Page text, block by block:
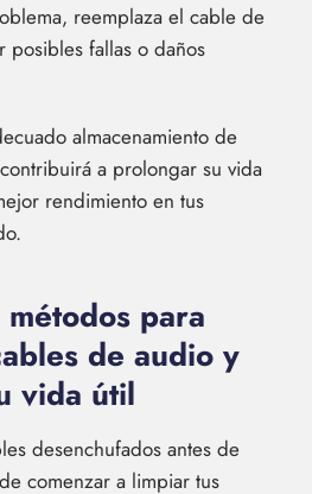
reemplaza el cable de
posibles fallas o daños
almacenamiento de
a prolongar su vida
rendimiento en tus
para
de audio y
vida útil
desenchufados antes de
comenzar a limpiar tus